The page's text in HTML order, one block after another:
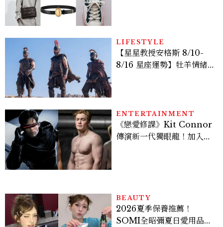
LIFESTYLE
【星星教授安格斯 8/10-
8/16 星座運勢】牡羊情緒
ENTERTAINMENT
《戀愛修課》Kit Connor
傳演新一代獨眼龍！加入新
BEAUTY
2026夏季保養推薦！
SOMI全昭彌夏日愛用品公